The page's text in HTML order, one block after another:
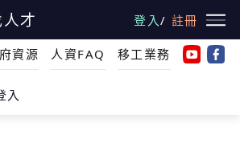
才 登入/ 註冊
資源 人資FAQ 移工業務
入